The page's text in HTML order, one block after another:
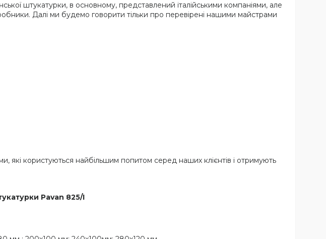
штукатурки, в основному, представлений італійськими компаніями, але
Далі ми будемо говорити тільки про перевірені нашими майстрами
які користуються найбільшим попитом серед наших клієнтів і отримують
Pavan 825/I